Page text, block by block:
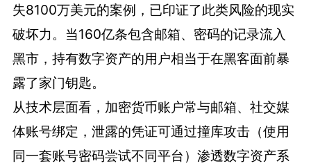
失8100万美元的案例，已印证了此类风险的现实
破坏力。当160亿条包含邮箱、密码的记录流入
黑市，持有数字资产的用户相当于在黑客面前暴
露了家门钥匙。
从技术层面看，加密货币账户常与邮箱、社交媒
体账号绑定，泄露的凭证可通过撞库攻击（使用
同一套账号密码尝试不同平台）渗透数字资产系